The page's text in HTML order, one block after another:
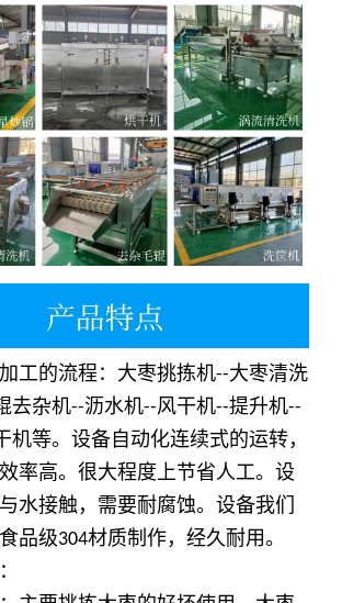
工的流程：大枣挑拣机--大枣清洗
去杂机--沥水机--风干机--提升机--
机等。设备自动化连续式的运转，
率高。很大程度上节省人工。设
水接触，需要耐腐蚀。设备我们
品级304材质制作，经久耐用。